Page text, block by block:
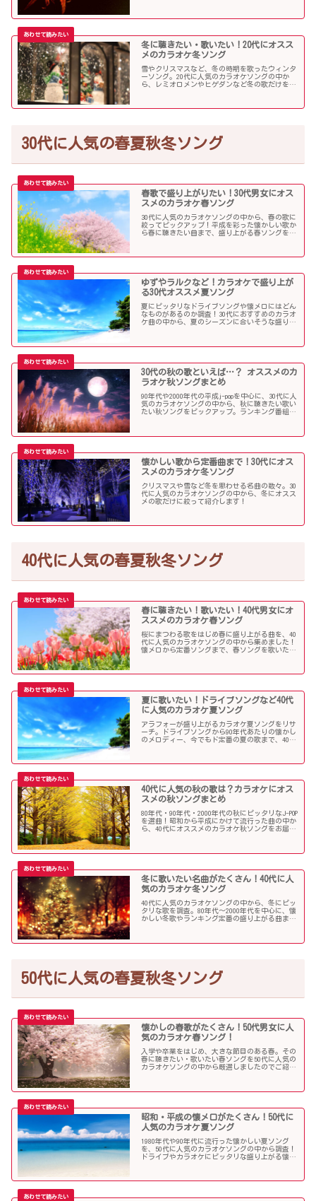
冬に聴きたい・歌いたい！20代にオスス
メのカラオケ冬ソング
雪やクリスマスなど、冬の時期を歌ったウィンタ
ーソング。20代に人気のカラオケソングの中か
ら、レミオロメンやヒゲダンなど冬の歌だけを個
30代に人気の春夏秋冬ソング
春歌で盛り上がりたい！30代男女にオス
スメのカラオケ春ソング
30代に人気のカラオケソングの中から、春の歌に
絞ってピックアップ！平成を彩った懐かしい歌か
ら春に聴きたい曲まで、盛り上がる春ソングを集
ゆずやラルクなど！カラオケで盛り上が
る30代オススメ夏ソング
夏にピッタリなドライブソングや懐メロにはどん
なものがあるのか調査！30代におすすめのカラオ
ケ曲の中から、夏のシーズンに合いそうな盛り上
30代の秋の歌といえば…？ オススメのカ
ラオケ秋ソングまとめ
90年代や2000年代の平成j-popを中心に、30代に人
気のカラオケソングの中から、秋に聴きたい歌い
たい秋ソングをピックアップ。ランキング番組で
懐かしい歌から定番曲まで！30代にオス
スメのカラオケ冬ソング
クリスマスや雪など冬を思わせる名曲の数々。30
代に人気のカラオケソングの中から、冬にオスス
メの歌だけに絞って紹介します！
40代に人気の春夏秋冬ソング
春に聴きたい！歌いたい！40代男女にオ
ススメのカラオケ春ソング
桜にまつわる歌をはじめ春に盛り上がる曲を、40
代に人気のカラオケソングの中から集めました！
懐メロから定番ソングまで、春ソングを歌いたい
夏に歌いたい！ドライブソングなど40代
に人気のカラオケ夏ソング
アラフォーが盛り上がるカラオケ夏ソングをリサ
ーチ。ドライブソングから90年代あたりの懐かし
のメロディー、今でもド定番の夏の歌まで、40代
40代に人気の秋の歌は？カラオケにオス
スメの秋ソングまとめ
80年代・90年代・2000年代の秋にピッタリなJ-POP
を選曲！昭和から平成にかけて流行った曲の中か
ら、40代にオススメのカラオケ秋ソングをお届け
冬に歌いたい名曲がたくさん！40代に人
気のカラオケ冬ソング
40代に人気のカラオケソングの中から、冬にピッ
タリな歌を調査。80年代〜2000年代を中心に、懐
かしい冬歌やランキング定番の盛り上がる曲まで
50代に人気の春夏秋冬ソング
懐かしの春歌がたくさん！50代男女に人
気のカラオケ春ソング！
入学や卒業をはじめ、大きな節目のある春。その
春に聴きたい・歌いたい春ソングを50代に人気の
カラオケソングの中から厳選しましたのでご紹介
昭和・平成の懐メロがたくさん！50代に
人気のカラオケ夏ソング
1980年代や90年代に流行った懐かしい夏ソング
を、50代に人気のカラオケソングの中から調査！
ドライブやカラオケにピッタリな盛り上がる懐メ